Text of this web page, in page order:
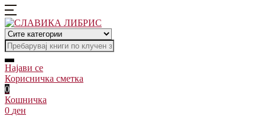
Најави се
Корисничка сметка
0
Кошничка
0 ден